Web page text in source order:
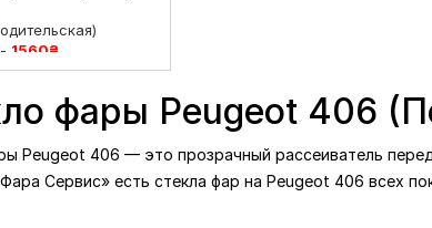
1560₴
фары Peugeot 406
Peugeot 406 — это прозрачный рассеиватель
Сервис» есть стекла фар на Peugeot 406 всех